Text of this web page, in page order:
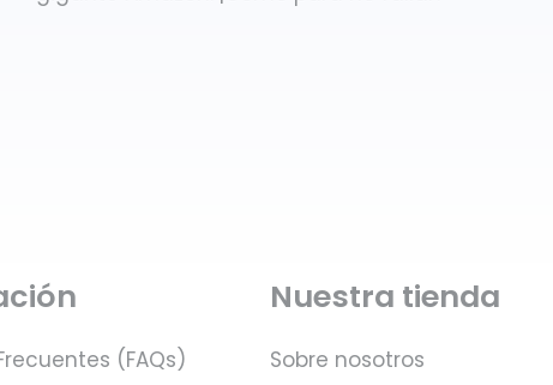
(FAQs)
Nuestra tienda
Sobre nosotros